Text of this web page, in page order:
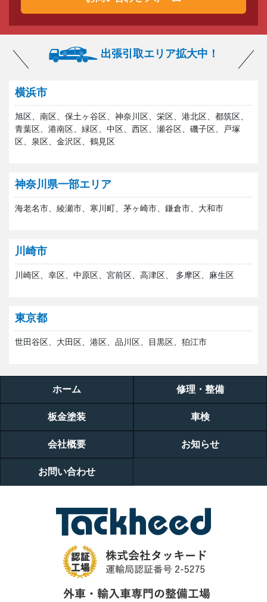
出張引取エリア拡大中！
横浜市
旭区、南区、保土ヶ谷区、神奈川区、栄区、港北区、都筑区、
青葉区、港南区、緑区、中区、西区、瀬谷区、磯子区、戸塚
区、泉区、金沢区、鶴見区
神奈川県一部エリア
海老名市、綾瀬市、寒川町、茅ヶ崎市、鎌倉市、大和市
川崎市
川崎区、幸区、中原区、宮前区、高津区、 多摩区、麻生区
東京都
世田谷区、大田区、港区、品川区、目黒区、狛江市
ホーム 修理・整備
板金塗装 車検
会社概要 お知らせ
お問い合わせ